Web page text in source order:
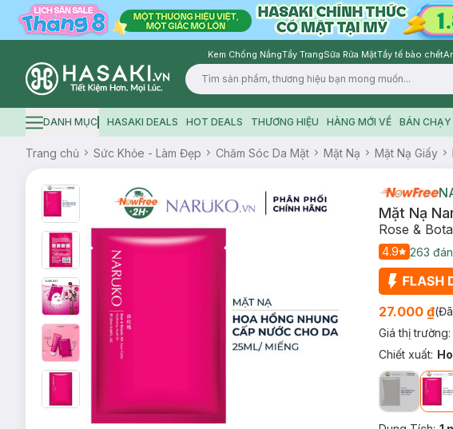
Kem Chống NắngTẩy TrangSữa Rửa MặtTẩy tế bào chết
Logo
Hamburger icon
DANH MỤC HASAKI DEALS HOT DEALS THƯƠNG HIỆU HÀNG MỚI VỀ BÁN CHẠY
Trang chủ Sức Khỏe - Làm Đẹp Chăm Sóc Da Mặt Mặt Nạ Mặt Nạ Giấy
Mặt Nạ
Rose &
4.9 263
27.000 ₫
Giá thị trường:
Chiết xuất: